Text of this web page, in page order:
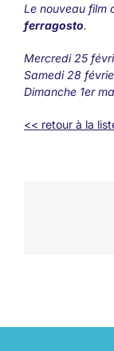
Le nouveau film
ferragosto.
Mercredi 25
Samedi 28
Dimanche 1er
<< retour à la